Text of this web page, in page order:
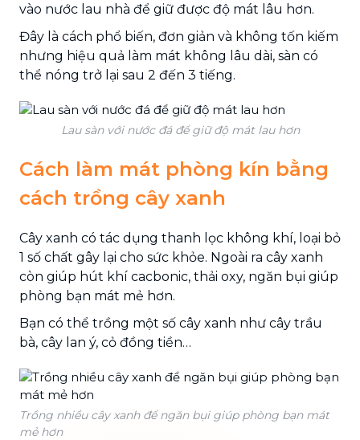
vào nước lau nhà để giữ được độ mát lâu hơn.
Đây là cách phổ biến, đơn giản và không tốn kiếm
nhưng hiệu quả làm mát không lâu dài, sàn có
thể nóng trở lại sau 2 đến 3 tiếng.
Lau sàn với nước đá để giữ độ mát lau hơn
Cách làm mát phòng kín bằng
cách trồng cây xanh
Cây xanh có tác dụng thanh lọc không khí, loại bỏ
1 số chất gây lại cho sức khỏe. Ngoài ra cây xanh
còn giúp hút khí cacbonic, thải oxy, ngăn bụi giúp
phòng bạn mát mẻ hơn.
Bạn có thể trồng một số cây xanh như cây trầu
bà, cây lan ý, cỏ đồng tiền…
Trồng nhiều cây xanh để ngăn bụi giúp phòng bạn mát
mẻ hơn